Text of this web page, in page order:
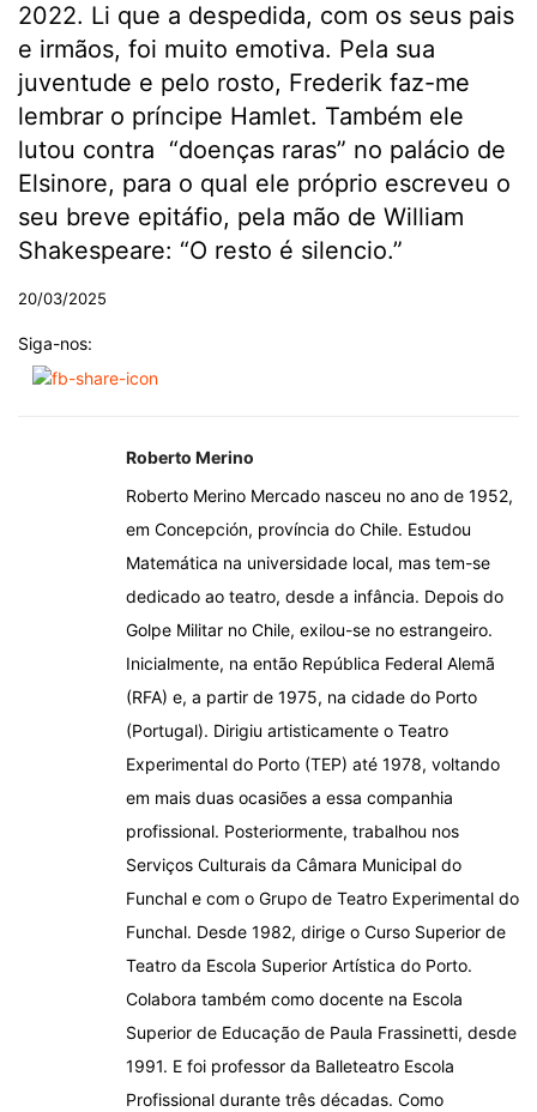
2022. Li que a despedida, com os seus pais
e irmãos, foi muito emotiva. Pela sua
juventude e pelo rosto, Frederik faz-me
lembrar o príncipe Hamlet. Também ele
lutou contra “doenças raras” no palácio de
Elsinore, para o qual ele próprio escreveu o
seu breve epitáfio, pela mão de William
Shakespeare: “O resto é silencio.”
20/03/2025
Siga-nos:
Roberto Merino
Roberto Merino Mercado nasceu no ano de 1952,
em Concepción, província do Chile. Estudou
Matemática na universidade local, mas tem-se
dedicado ao teatro, desde a infância. Depois do
Golpe Militar no Chile, exilou-se no estrangeiro.
Inicialmente, na então República Federal Alemã
(RFA) e, a partir de 1975, na cidade do Porto
(Portugal). Dirigiu artisticamente o Teatro
Experimental do Porto (TEP) até 1978, voltando
em mais duas ocasiões a essa companhia
profissional. Posteriormente, trabalhou nos
Serviços Culturais da Câmara Municipal do
Funchal e com o Grupo de Teatro Experimental do
Funchal. Desde 1982, dirige o Curso Superior de
Teatro da Escola Superior Artística do Porto.
Colabora também como docente na Escola
Superior de Educação de Paula Frassinetti, desde
1991. E foi professor da Balleteatro Escola
Profissional durante três décadas. Como